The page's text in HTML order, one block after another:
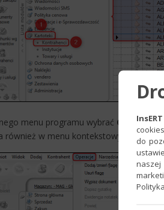
menu programu wybrać Operacje–
również w menu kontekstowym pod
do
naszej